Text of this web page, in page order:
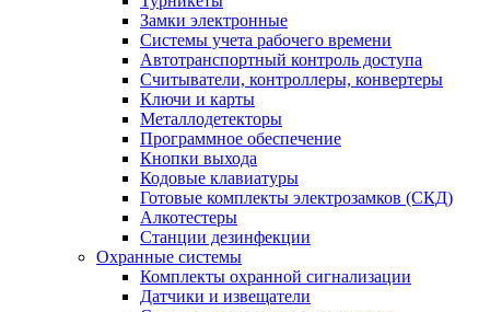
Замки электронные
Системы учета рабочего времени
Автотранспортный контроль доступа
Считыватели, контроллеры, конвертеры
Ключи и карты
Металлодетекторы
Программное обеспечение
Кнопки выхода
Кодовые клавиатуры
Готовые комплекты электрозамков (СКД)
Алкотестеры
Станции дезинфекции
Охранные системы
Комплекты охранной сигнализации
Датчики и извещатели